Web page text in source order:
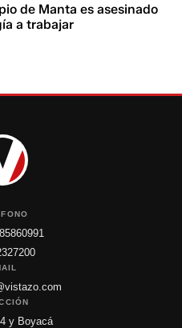
de Manta es asesinado
a trabajar
y Boyacá